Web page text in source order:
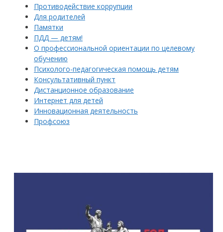
Противодействие коррупции
Для родителей
Памятки
ПДД — детям!
О профессиональной ориентации по целевому
обучению
Психолого-педагогическая помощь детям
Консультативный пункт
Дистанционное образование
Интернет для детей
Инновационная деятельность
Профсоюз